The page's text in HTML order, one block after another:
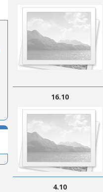
16.10
4.10